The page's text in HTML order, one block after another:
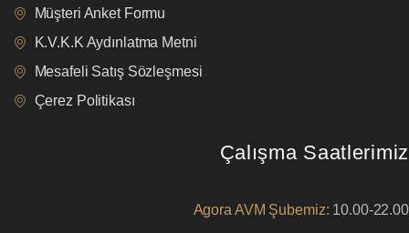
Müşteri Anket Formu
K.V.K.K Aydınlatma Metni
Mesafeli Satış Sözleşmesi
Çerez Politikası
Çalışma Saatlerimiz
Agora AVM Şubemiz: 10.00-22.00